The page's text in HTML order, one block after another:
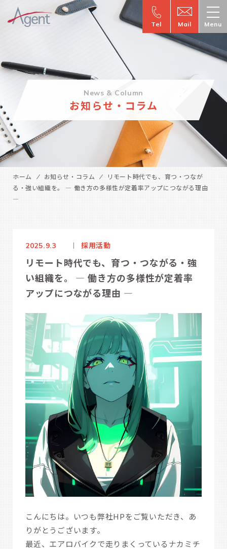
Tel Mail Menu
News & Column
お知らせ・コラム
ホーム お知らせ・コラム
リモート時代でも、育つ・つなが
る・強い組織を。 ― 働き方の多様性が定着率アップにつながる理由
―
2025.9.3 採用活動
リモート時代でも、育つ・つながる・強
い組織を。 ― 働き方の多様性が定着率
アップにつながる理由 ―
こんにちは。いつも弊社HPをご覧いただき、あ
りがとうございます。
最近、エアロバイクで走りまくっているナカミチ